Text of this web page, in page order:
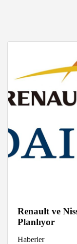
Renault ve
Planlıyor
Haberler